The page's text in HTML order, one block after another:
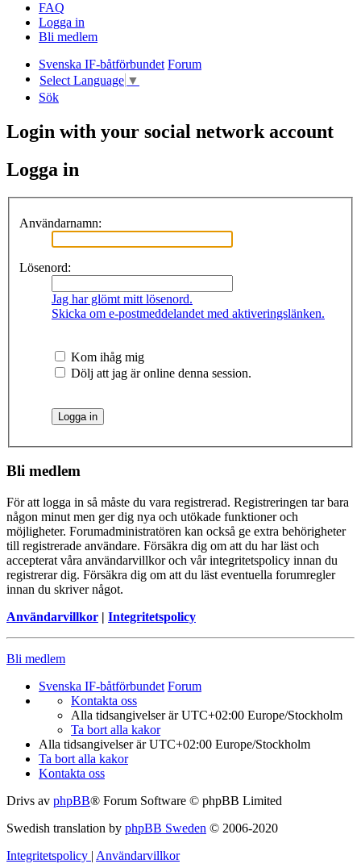
FAQ
Logga in
Bli medlem
Svenska IF-båtförbundet Forum
Select Language ▼
Sök
Login with your social network account
Logga in
Användarnamn:
Lösenord:
Jag har glömt mitt lösenord.
Skicka om e-postmeddelandet med aktiveringslänken.
Kom ihåg mig
Dölj att jag är online denna session.
Bli medlem
För att logga in så måste du vara registrerad. Registreringen tar bara
någon minut men ger dig nya och utökade funktioner och
möjligheter. Forumadministratören kan också ge extra behörigheter
till registrerade användare. Försäkra dig om att du har läst och
accepterat våra användarvillkor och vår integritetspolicy innan du
registrerar dig. Försäkra dig om att du läst eventuella forumregler
innan du skriver något.
Användarvillkor | Integritetspolicy
Bli medlem
Svenska IF-båtförbundet Forum
Kontakta oss
Alla tidsangivelser är UTC+02:00 Europe/Stockholm
Ta bort alla kakor
Alla tidsangivelser är UTC+02:00 Europe/Stockholm
Ta bort alla kakor
Kontakta oss
Drivs av phpBB® Forum Software © phpBB Limited
Swedish translation by phpBB Sweden © 2006-2020
Integritetspolicy | Användarvillkor